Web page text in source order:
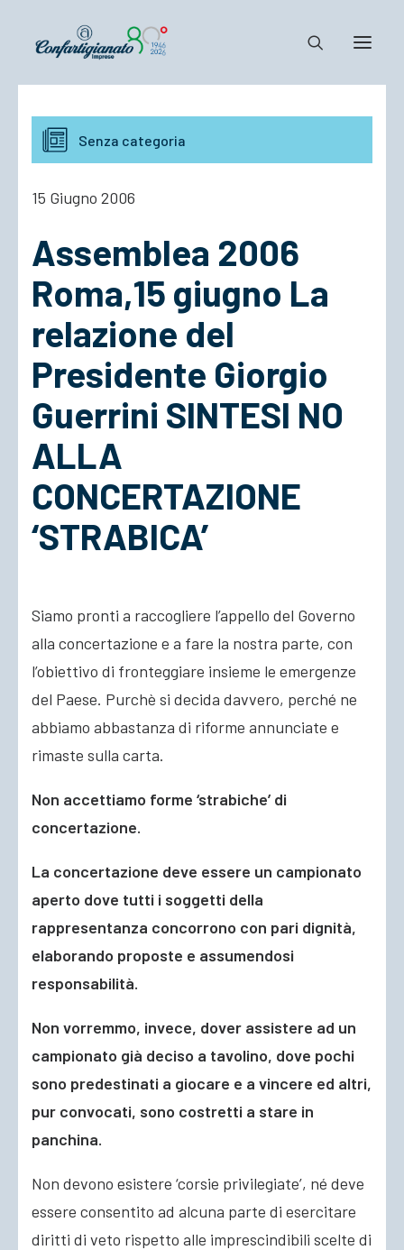
Notizie e Documenti
Confartigianato
Cosa Facciamo
ACCEDI
Senza categoria
15 Giugno 2006
Assemblea 2006
Roma,15 giugno La
relazione del
Presidente Giorgio
Guerrini SINTESI NO
ALLA
CONCERTAZIONE
‘STRABICA’
Siamo pronti a raccogliere l’appello del Governo
alla concertazione e a fare la nostra parte, con
l’obiettivo di fronteggiare insieme le emergenze
del Paese. Purchè si decida davvero, perché ne
abbiamo abbastanza di riforme annunciate e
rimaste sulla carta.
Non accettiamo forme ‘strabiche’ di
concertazione.
La concertazione deve essere un campionato
aperto dove tutti i soggetti della
rappresentanza concorrono con pari dignità,
elaborando proposte e assumendosi
responsabilità.
Non vorremmo, invece, dover assistere ad un
campionato già deciso a tavolino, dove pochi
sono predestinati a giocare e a vincere ed altri,
pur convocati, sono costretti a stare in
panchina.
Non devono esistere ‘corsie privilegiate’, né deve
essere consentito ad alcuna parte di esercitare
diritti di veto rispetto alle imprescindibili scelte di